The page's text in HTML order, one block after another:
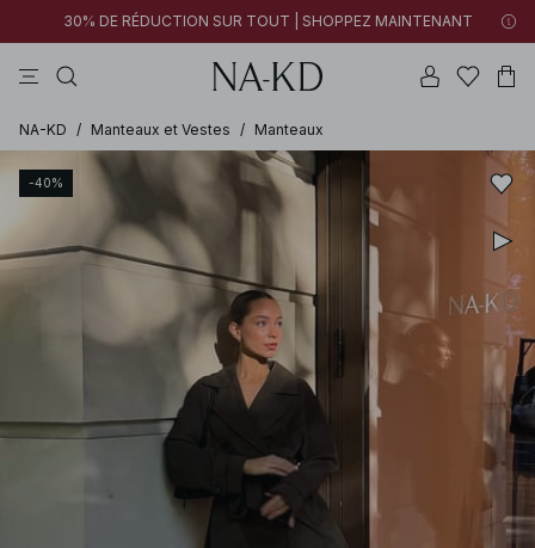
30% DE RÉDUCTION SUR TOUT | SHOPPEZ MAINTENANT
NA-KD / Manteaux et Vestes / Manteaux
-40%